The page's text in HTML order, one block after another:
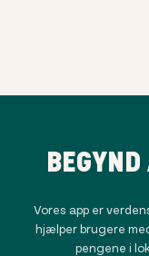
Vores app er
hjælper brugere
pengene i